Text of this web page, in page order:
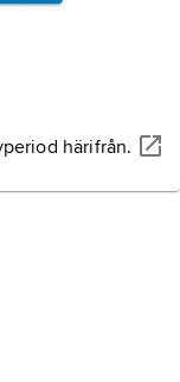
härifrån.